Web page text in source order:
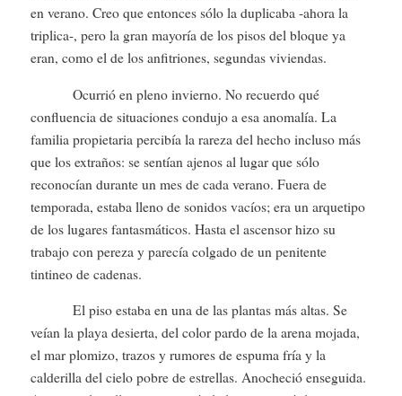
en verano. Creo que entonces sólo la duplicaba -ahora la
triplica-, pero la gran mayoría de los pisos del bloque ya
eran, como el de los anfitriones, segundas viviendas.
Ocurrió en pleno invierno. No recuerdo qué
confluencia de situaciones condujo a esa anomalía. La
familia propietaria percibía la rareza del hecho incluso más
que los extraños: se sentían ajenos al lugar que sólo
reconocían durante un mes de cada verano. Fuera de
temporada, estaba lleno de sonidos vacíos; era un arquetipo
de los lugares fantasmáticos. Hasta el ascensor hizo su
trabajo con pereza y parecía colgado de un penitente
tintineo de cadenas.
El piso estaba en una de las plantas más altas. Se
veían la playa desierta, del color pardo de la arena mojada,
el mar plomizo, trazos y rumores de espuma fría y la
calderilla del cielo pobre de estrellas. Anocheció enseguida.